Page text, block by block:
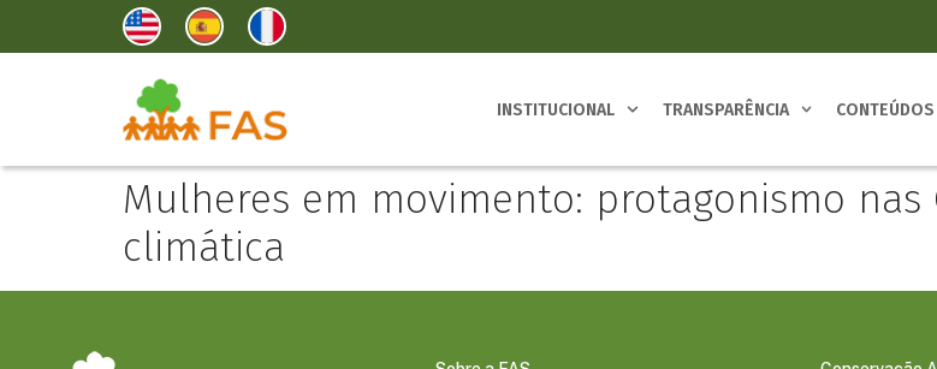
INSTITUCIONAL TRANSPARÊNCIA CONTEÚDOS
Mulheres em movimento: protagonismo
climática